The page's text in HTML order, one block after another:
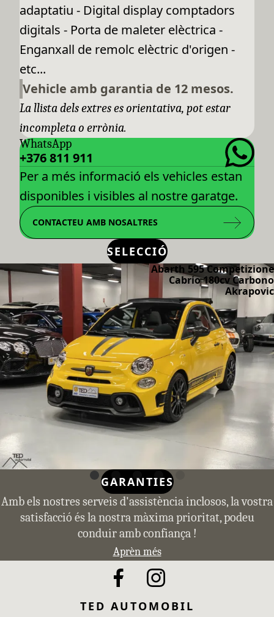
adaptatiu - Digital display comptadors
digitals - Porta de maleter elèctrica -
Enganxall de remolc elèctric d'origen -
etc...
Vehicle amb garantia de 12 mesos.
La llista dels extres es orientativa, pot estar
incompleta o errònia.
WhatsApp
+376 811 911
Per a més informació els vehicles estan
disponibles i visibles al nostre garatge.
CONTACTEU AMB NOSALTRES
SELECCIÓ
Abarth 595 Competizione
Cabrio 180cv Carbono
Akrapovic
GARANTIES
Amb els nostres serveis d'assistència inclosos, la vostra
satisfacció és la nostra màxima prioritat, podeu
conduir amb confiança !
Aprèn més
TED AUTOMOBIL